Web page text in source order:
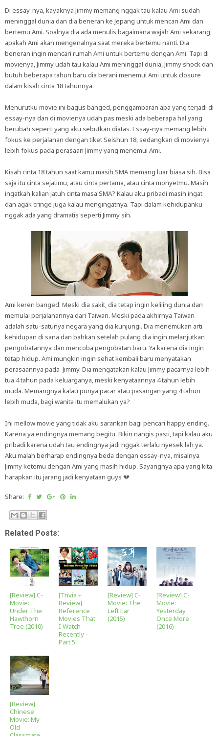
Di essay-nya, kayaknya Jimmy memang nggak tau kalau Ami sudah
meninggal dunia dan dia beneran ke Jepang untuk mencari Ami dan
bertemu Ami. Soalnya dia ada menulis bagaimana wajah Ami sekarang,
apakah Ami akan mengenalnya saat mereka bertemu nanti. Dia
beneran ingin mencari rumah Ami untuk bertemu dengan Ami. Tapi di
movienya, Jimmy udah tau kalau Ami meninggal dunia, Jimmy shock dan
butuh beberapa tahun baru dia berani menemui Ami untuk closure
dalam kisah cinta 18 tahunnya.
Menurutku movie ini bagus banged, penggambaran apa yang terjadi di
essay-nya dan di movienya udah pas meski ada beberapa hal yang
berubah seperti yang aku sebutkan diatas. Essay-nya memang lebih
fokus ke perjalanan dengan tiket Seishun 18, sedangkan di movienya
lebih fokus pada perasaan Jimmy yang menemui Ami.
Kisah cinta 18 tahun saat kamu masih SMA memang luar biasa sih. Bisa
saja itu cinta sejatimu, atau cinta pertama, atau cinta monyetmu. Masih
ingatkah kalian jatuh cinta masa SMA? Kalau aku pribadi masih ingat
dan agak cringe juga kalau mengingatnya. Tapi dalam kehidupanku
nggak ada yang dramatis seperti Jimmy sih.
Ami keren banged. Meski dia sakit, dia tetap ingin keliling dunia dan
memulai perjalanannya dari Taiwan. Meski pada akhirnya Taiwan
adalah satu-satunya negara yang dia kunjungi. Dia menemukan arti
kehidupan di sana dan bahkan setelah pulang dia ingin melanjutkan
pengobatannya dan mencoba pengobatan baru. Ya karena dia ingin
tetap hidup. Ami mungkin ingin sehat kembali baru menyatakan
perasaannya pada Jimmy. Dia mengatakan kalau Jimmy pacarnya lebih
tua 4 tahun pada keluarganya, meski kenyataannya 4 tahun lebih
muda. Memangnya kalau punya pacar atau pasangan yang 4 tahun
lebih muda, bagi wanita itu memalukan ya?
Ini mellow movie yang tidak aku sarankan bagi pencari happy ending.
Karena ya endingnya memang begitu. Bikin nangis pasti, tapi kalau aku
pribadi karena udah tau endingnya jadi nggak terlalu nyesek lah ya.
Aku malah berharap endingnya beda dengan essay-nya, misalnya
Jimmy ketemu dengan Ami yang masih hidup. Sayangnya apa yang kita
harapkan itu jarang jadi kenyataan guys 💔
Share:
Related Posts:
[Review] C-
Movie:
Under The
Hawthorn
Tree (2010)
[Trivia +
Review]
Reference
Movies That
I Watch
Recently -
Part 5
[Review] C-
Movie: The
Left Ear
(2015)
[Review] C-
Movie:
Yesterday
Once More
(2016)
[Review]
Chinese
Movie: My
Old